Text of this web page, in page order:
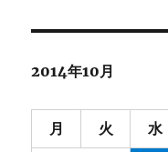
ー
2014年10月
月 火 水